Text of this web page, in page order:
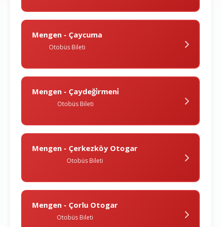
Mengen - Çaycuma
Otobüs Bileti
Mengen - Çaydeği̇rmeni̇
Otobüs Bileti
Mengen - Çerkezköy Otogar
Otobüs Bileti
Mengen - Çorlu Otogar
Otobüs Bileti